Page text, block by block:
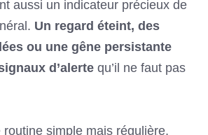
aussi un indicateur précieux de
Un regard éteint, des
ou une gêne persistante
d’alerte qu’il ne faut pas
simple mais régulière,